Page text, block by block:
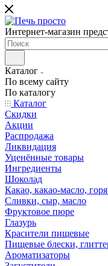
Интернет-магазин
Каталог
По всему сайту
По каталогу
Каталог
Скидки
Акции
Распродажа
Ликвидация
Уценённые товары
Ингредиенты
Шоколад
Какао, какао-масло,
Сливки, сыр, масло
Фруктовое пюре
Глазурь
Красители пищевые
Пищевые блески,
Ароматизаторы